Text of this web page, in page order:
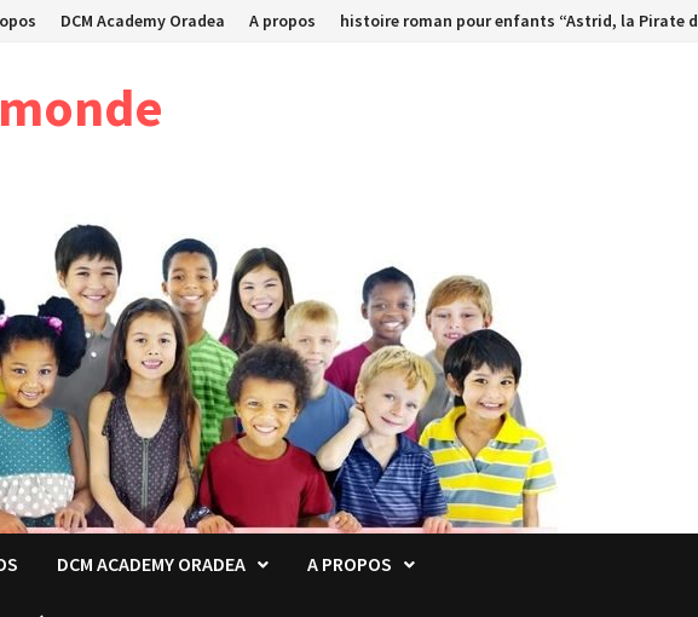
DCM Academy Oradea A propos histoire roman pour enfants “Astrid, la Pirate
DCM ACADEMY ORADEA A PROPOS